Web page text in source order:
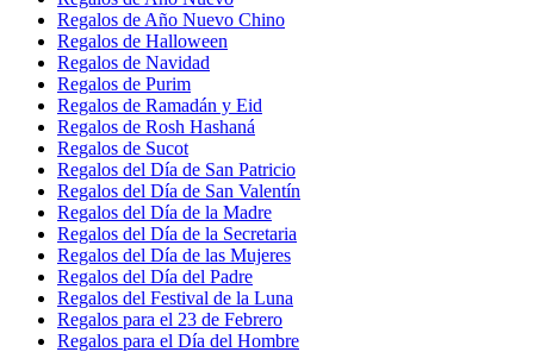
Regalos de Año Nuevo Chino
Regalos de Halloween
Regalos de Navidad
Regalos de Purim
Regalos de Ramadán y Eid
Regalos de Rosh Hashaná
Regalos de Sucot
Regalos del Día de San Patricio
Regalos del Día de San Valentín
Regalos del Día de la Madre
Regalos del Día de la Secretaria
Regalos del Día de las Mujeres
Regalos del Día del Padre
Regalos del Festival de la Luna
Regalos para el 23 de Febrero
Regalos para el Día del Hombre